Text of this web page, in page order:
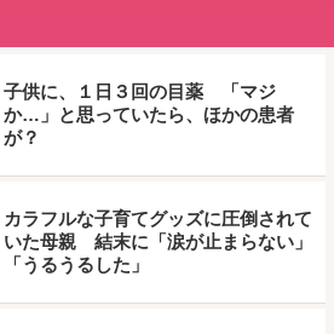
子供に、１日３回の目薬 「マジ
か…」と思っていたら、ほかの患者
が？
カラフルな子育てグッズに圧倒されて
いた母親 結末に「涙が止まらない」
「うるうるした」